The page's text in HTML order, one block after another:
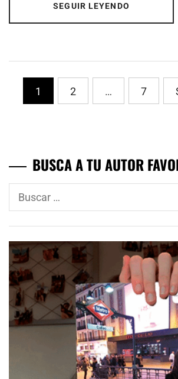
SEGUIR LEYENDO
Paginación
1 2 … 7
BUSCA A TU AUTOR
Buscar: